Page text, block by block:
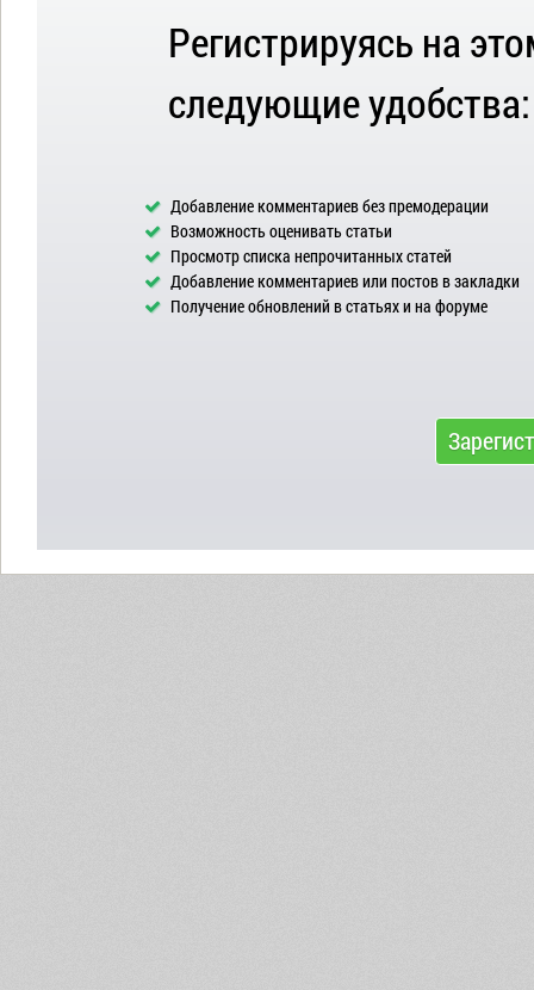
Регистрируясь на
следующие удобства:
Добавление комментариев без премодерации
Возможность оценивать статьи
Просмотр списка непрочитанных статей
Добавление комментариев или постов в закладки
Получение обновлений в статьях и на форуме